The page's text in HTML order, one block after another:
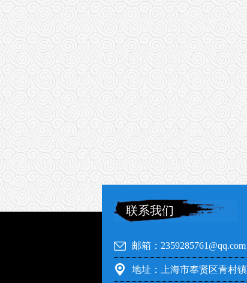
联系我们
邮箱：2359285761@qq.com